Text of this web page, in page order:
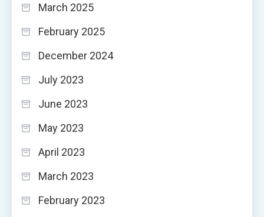
March 2025
February 2025
December 2024
July 2023
June 2023
May 2023
April 2023
March 2023
February 2023